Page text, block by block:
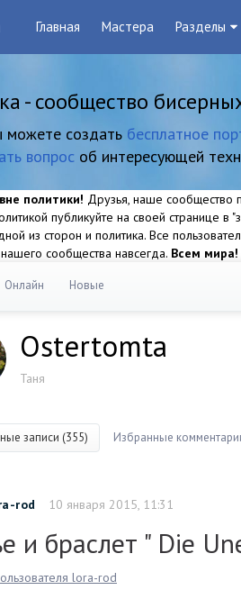
Главная Мастера Разделы
- сообщество
можете создать бесплатное
вопрос об интересующей
политики! Друзья, наше сообщество
публикуйте на своей странице
из сторон и политика. Все
сообщества навсегда. Всем мира!
Онлайн Новые
Ostertomta
Таня
записи (355) Избранные
rod 10 января 2015, 11:31
и браслет " Die
lora-rod